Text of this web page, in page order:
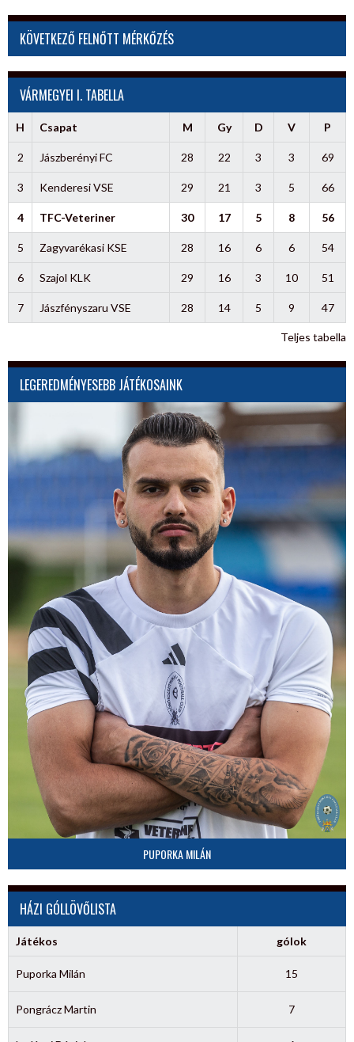
KÖVETKEZŐ FELNŐTT MÉRKŐZÉS
VÁRMEGYEI I. TABELLA
H Csapat M Gy D V P
2 Jászberényi FC 28 22 3 3 69
3 Kenderesi VSE 29 21 3 5 66
4 TFC-Veteriner 30 17 5 8 56
5 Zagyvarékasi KSE 28 16 6 6 54
6 Szajol KLK 29 16 3 10 51
7 Jászfényszaru VSE 28 14 5 9 47
Teljes tabella
LEGEREDMÉNYESEBB JÁTÉKOSAINK
PUPORKA MILÁN
HÁZI GÓLLÖVŐLISTA
Játékos gólok
Puporka Milán 15
Pongrácz Martin 7